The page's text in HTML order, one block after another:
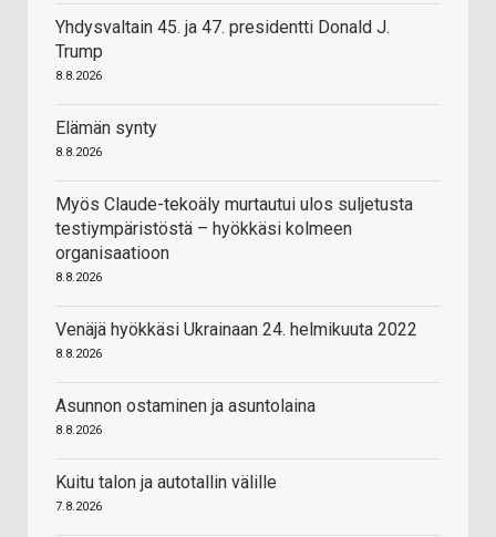
Yhdysvaltain 45. ja 47. presidentti Donald J.
Trump
8.8.2026
Elämän synty
8.8.2026
Myös Claude-tekoäly murtautui ulos suljetusta
testiympäristöstä – hyökkäsi kolmeen
organisaatioon
8.8.2026
Venäjä hyökkäsi Ukrainaan 24. helmikuuta 2022
8.8.2026
Asunnon ostaminen ja asuntolaina
8.8.2026
Kuitu talon ja autotallin välille
7.8.2026